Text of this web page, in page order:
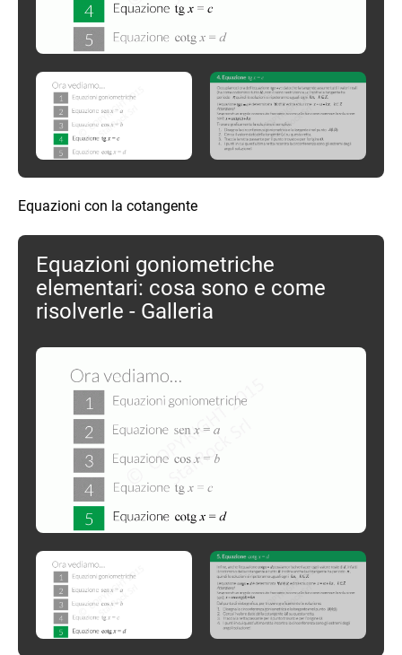
Equazioni con la cotangente
Equazioni goniometriche
elementari: cosa sono e come
risolverle - Galleria